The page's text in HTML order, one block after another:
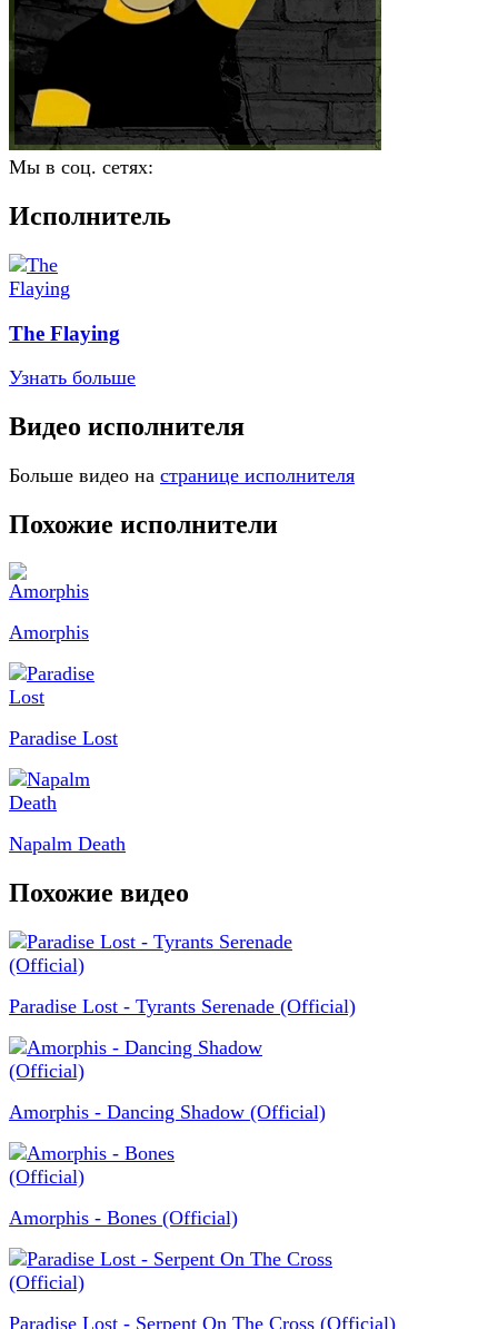
Мы в соц. сетях:
Исполнитель
The Flaying
Узнать больше
Видео исполнителя
Больше видео на странице исполнителя
Похожие исполнители
Amorphis
Paradise Lost
Napalm Death
Похожие видео
Paradise Lost - Tyrants Serenade (Official)
Amorphis - Dancing Shadow (Official)
Amorphis - Bones (Official)
Paradise Lost - Serpent On The Cross (Official)